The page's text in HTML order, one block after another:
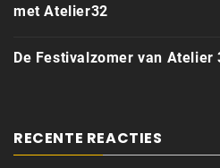
met Atelier32
De Festivalzomer van Atelier
RECENTE REACTIES